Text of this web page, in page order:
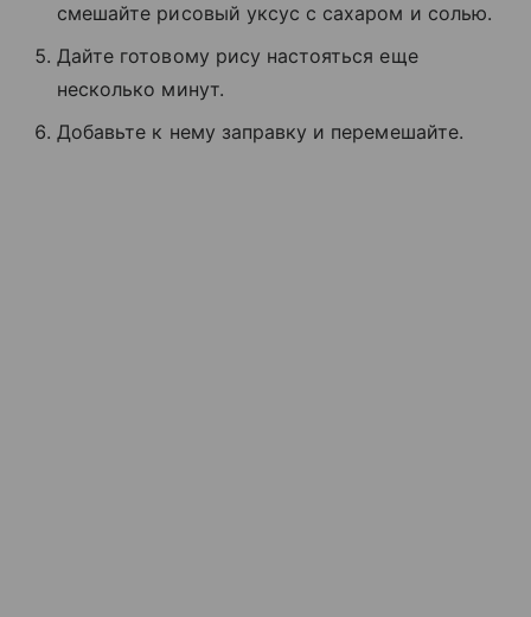
смешайте рисовый уксус с сахаром и солью.
Дайте готовому рису настояться еще
несколько минут.
Добавьте к нему заправку и перемешайте.